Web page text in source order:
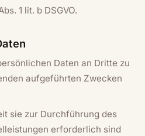
1 lit. b DSGVO.
Daten an Dritte zu
aufgeführten Zwecken
sie zur Durchführung des
erforderlich sind